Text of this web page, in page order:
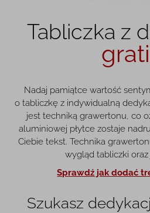
Tabliczka z
Nadaj pamiątce wartość
o tabliczkę z indywidualną
jest techniką grawertonu, co
aluminiowej płytce zostaje
Ciebie tekst. Technika
wygląd tabliczki oraz
Sprawdź jak dodać
Szukasz